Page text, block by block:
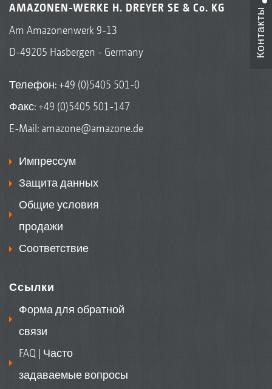
AMAZONEN-WERKE H. DREYER SE & Co. KG
Am Amazonenwerk 9-13
D-49205 Hasbergen - Germany
Телефон:+49 (0)5405 501-0
Факс: +49 (0)5405 501-147
E-Mail: amazone@amazone.de
Импрессум
Защита данных
Общие условия
продажи
Соответствие
Ссылки
Форма для обратной
связи
FAQ | Часто
задаваемые вопросы
Контакты